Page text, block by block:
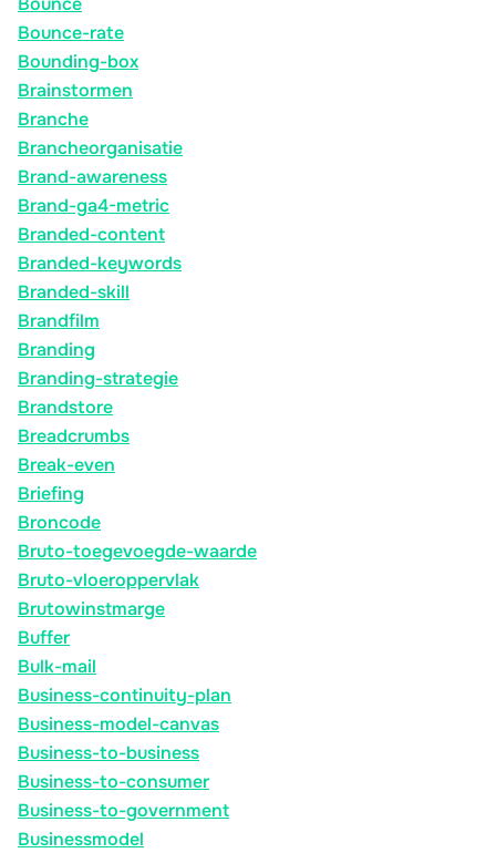
Bounce-rate
Bounding-box
Brainstormen
Branche
Brancheorganisatie
Brand-awareness
Brand-ga4-metric
Branded-content
Branded-keywords
Branded-skill
Brandfilm
Branding
Branding-strategie
Brandstore
Breadcrumbs
Break-even
Briefing
Broncode
Bruto-toegevoegde-waarde
Bruto-vloeroppervlak
Brutowinstmarge
Buffer
Bulk-mail
Business-continuity-plan
Business-model-canvas
Business-to-business
Business-to-consumer
Business-to-government
Businessmodel